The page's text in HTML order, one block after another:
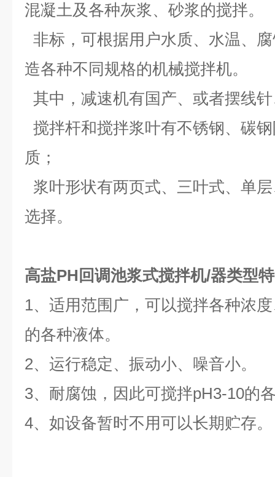
混凝土及各种灰浆、砂浆的搅拌。
非标，可根据用户水质、水温、
造各种不同规格的机械搅拌机。
其中，减速机有国产、或者摆线
搅拌杆和搅拌浆叶有不锈钢、碳
质；
浆叶形状有两页式、三叶式、单
选择。
高盐PH回调池浆式搅拌机/器类型
1、适用范围广，可以搅拌各种浓
的各种液体。
2、运行稳定、振动小、噪音小。
3、耐腐蚀，因此可搅拌pH3-10的
4、如设备暂时不用可以长期贮存。